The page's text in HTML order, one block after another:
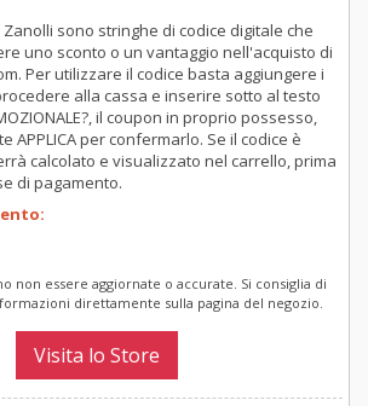
sono stringhe di codice digitale che
uno sconto o un vantaggio nell'acquisto di
Per utilizzare il codice basta aggiungere i
alla cassa e inserire sotto al testo
il coupon in proprio possesso,
APPLICA per confermarlo. Se il codice è
calcolato e visualizzato nel carrello, prima
di pagamento.
non essere aggiornate o accurate. Si consiglia di
direttamente sulla pagina del negozio.
Visita lo Store